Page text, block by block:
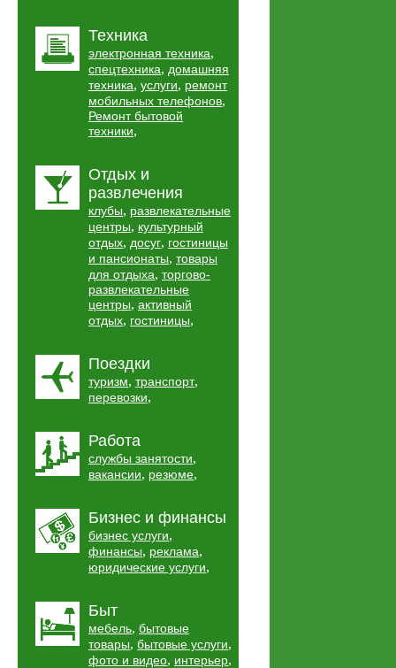
Техника
электронная техника,
спецтехника, домашняя
техника, услуги, ремонт
мобильных телефонов,
Ремонт бытовой
техники,
Отдых и
развлечения
клубы, развлекательные
центры, культурный
отдых, досуг, гостиницы
и пансионаты, товары
для отдыха, торгово-
развлекательные
центры, активный
отдых, гостиницы,
Поездки
туризм, транспорт,
перевозки,
Работа
службы занятости,
вакансии, резюме,
Бизнес и финансы
бизнес услуги,
финансы, реклама,
юридические услуги,
Быт
мебель, бытовые
товары, бытовые услуги,
фото и видео, интерьер,